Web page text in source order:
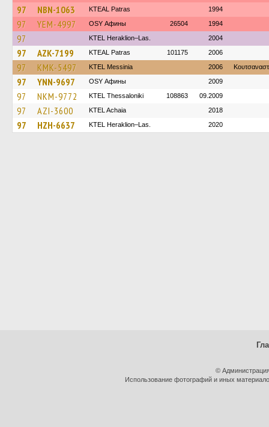
97 NBN-1063 KTEAL Patras 1994
97 YEM-4997 OSY Афины 26504 1994
97 KTEL Heraklion–Las. 2004
97 AZK-7199 KTEAL Patras 101175 2006
97 KMK-5497 KTEL Messinia 2006
97 YNN-9697 OSY Афины 2009
97 NKM-9772 KTEL Thessaloniki 108863 09.2009
97 AZI-3600 KTEL Achaia 2018
97 HZH-6637 KTEL Heraklion–Las. 2020
©
Использование фотографий и иных